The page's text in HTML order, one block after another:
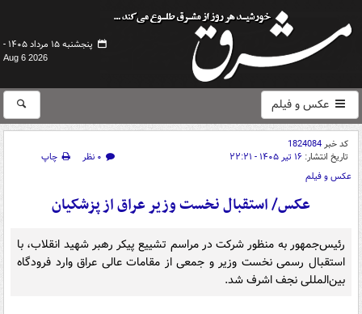
پنجشنبه ۱۵ مرداد ۱۴۰۵ -
Aug 6 2026
عکس و فیلم
کد خبر1824084
تاریخ انتشار: ۱۶ تیر ۱۴۰۵ - ۲۲:۲۱ ۰ نظر
چاپ
عکس و فیلم
عکس/ استقبال نخست وزیر عراق از پزشکیان
رئیس‌جمهور به منظور شرکت در مراسم تشییع پیکر رهبر شهید انقلاب، با
استقبال رسمی نخست وزیر و جمعی از مقامات عالی عراق وارد فرودگاه
بین‌المللی نجف اشرف شد.